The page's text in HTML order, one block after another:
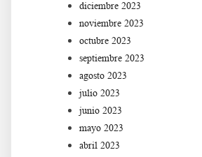
diciembre 2023
noviembre 2023
octubre 2023
septiembre 2023
agosto 2023
julio 2023
junio 2023
mayo 2023
abril 2023